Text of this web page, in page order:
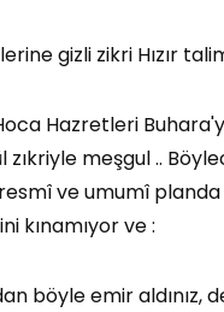
gizli zikri Hızır
Hazretleri
zıkriyle meşgul ..
ve umumî planda
kınamıyor ve :
böyle emir aldınız,